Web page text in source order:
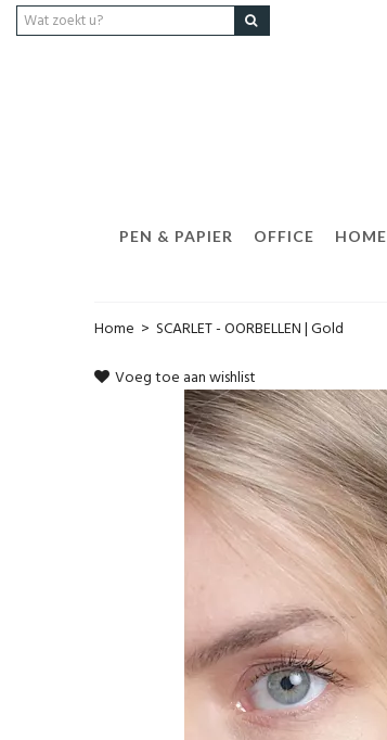
PEN & PAPIER OFFICE HOME
Home > SCARLET - OORBELLEN | Gold
Voeg toe aan wishlist